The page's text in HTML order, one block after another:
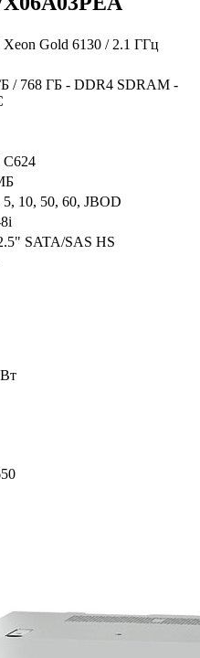
Xeon Gold 6130 / 2.1 ГГц
/ 768 ГБ - DDR4 SDRAM -
C624
5, 10, 50, 60, JBOD
SATA/SAS HS